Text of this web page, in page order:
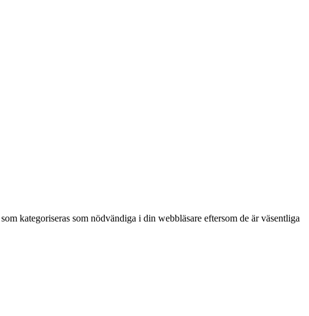
kategoriseras som nödvändiga i din webbläsare eftersom de är väsentliga